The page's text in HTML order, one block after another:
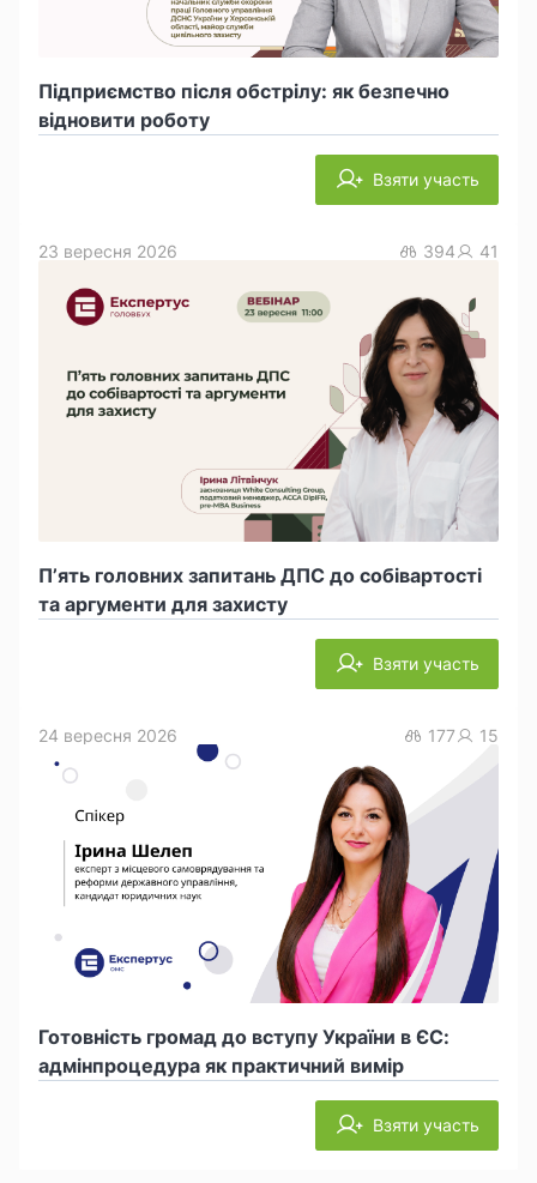
Підприємство після обстрілу: як безпечно
відновити роботу
Взяти участь
П’ять головних запитань ДПС до собівартості
та аргументи для захисту
23 вересня 2026 394 41
Взяти участь
Готовність громад до вступу України в ЄС:
адмінпроцедура як практичний вимір
24 вересня 2026 177 15
Взяти участь